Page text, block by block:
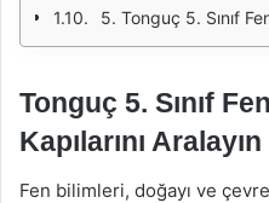
5. Tonguç 5. Sınıf Fen
Tonguç 5. Sınıf
Kapılarını Aralayın
Fen bilimleri, doğayı ve